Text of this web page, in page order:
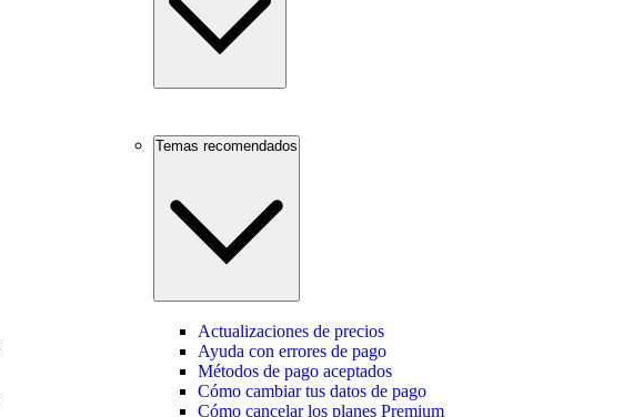
Temas recomendados
Actualizaciones de precios
Ayuda con errores de pago
Métodos de pago aceptados
Cómo cambiar tus datos de pago
Cómo cancelar los planes Premium